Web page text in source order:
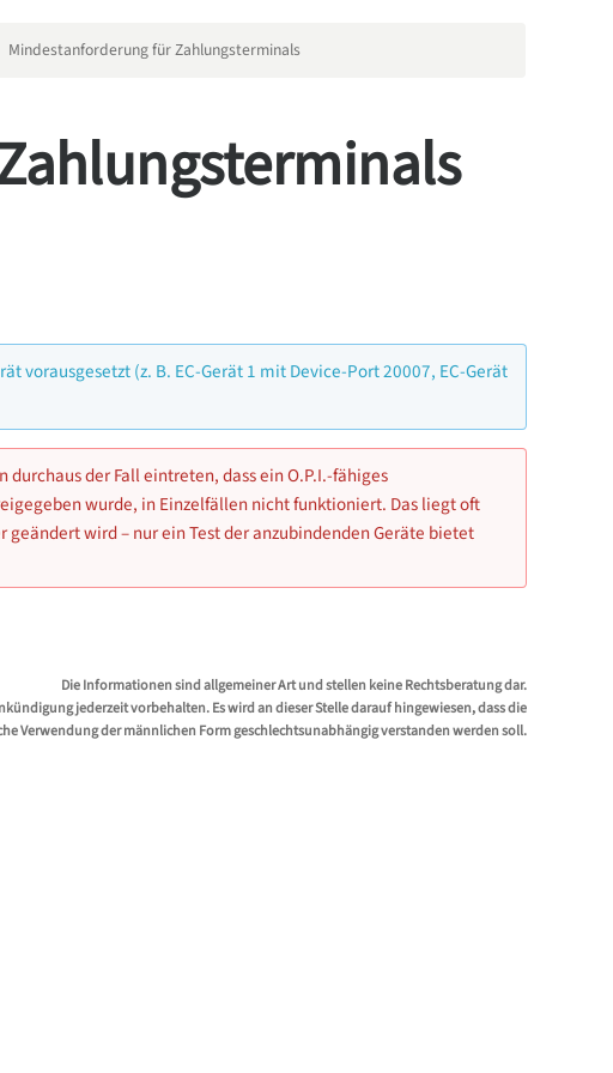
Mindestanforderung für Zahlungsterminals
vorausgesetzt (z. B. EC-Gerät 1 mit Device-Port 20007, EC-Gerät
durchaus der Fall eintreten, dass ein O.P.I.-fähiges
wurde, in Einzelfällen nicht funktioniert. Das liegt oft
wird – nur ein Test der anzubindenden Geräte bietet
Die Informationen sind allgemeiner Art und stellen keine Rechtsberatung dar.
jederzeit vorbehalten. Es wird an dieser Stelle darauf hingewiesen, dass die
Verwendung der männlichen Form geschlechtsunabhängig verstanden werden soll.